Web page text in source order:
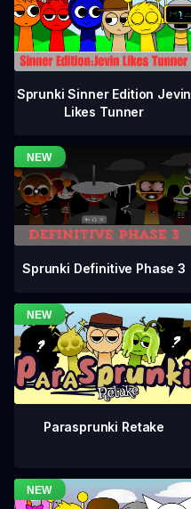
Sprunki Sinner Edition Jevin
Likes Tunner
Sprunki Definitive Phase 3
Parasprunki Retake